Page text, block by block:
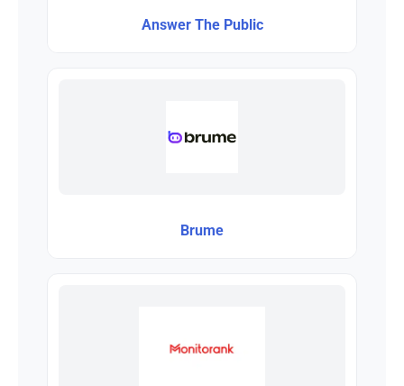
Answer The Public
Brume